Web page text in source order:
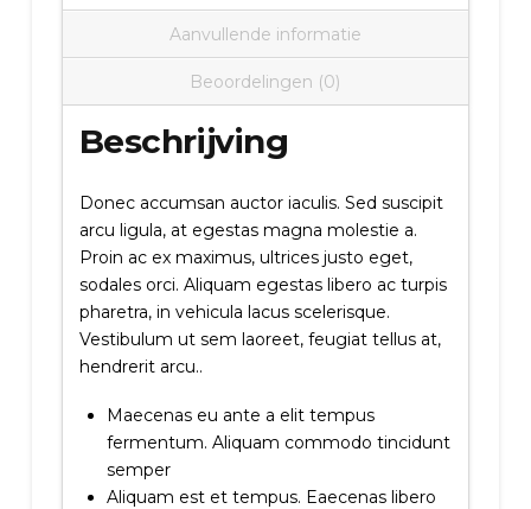
Aanvullende informatie
Beoordelingen (0)
Beschrijving
Donec accumsan auctor iaculis. Sed suscipit
arcu ligula, at egestas magna molestie a.
Proin ac ex maximus, ultrices justo eget,
sodales orci. Aliquam egestas libero ac turpis
pharetra, in vehicula lacus scelerisque.
Vestibulum ut sem laoreet, feugiat tellus at,
hendrerit arcu..
Maecenas eu ante a elit tempus
fermentum. Aliquam commodo tincidunt
semper
Aliquam est et tempus. Eaecenas libero